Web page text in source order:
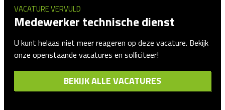
VACATURE VERVULD
Medewerker technische dienst
U kunt helaas niet meer reageren op deze vacature. Bekijk
onze openstaande vacatures en solliciteer!
BEKIJK ALLE VACATURES